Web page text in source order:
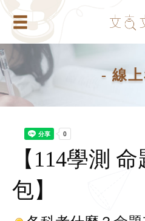
- 線
【114學測
包】